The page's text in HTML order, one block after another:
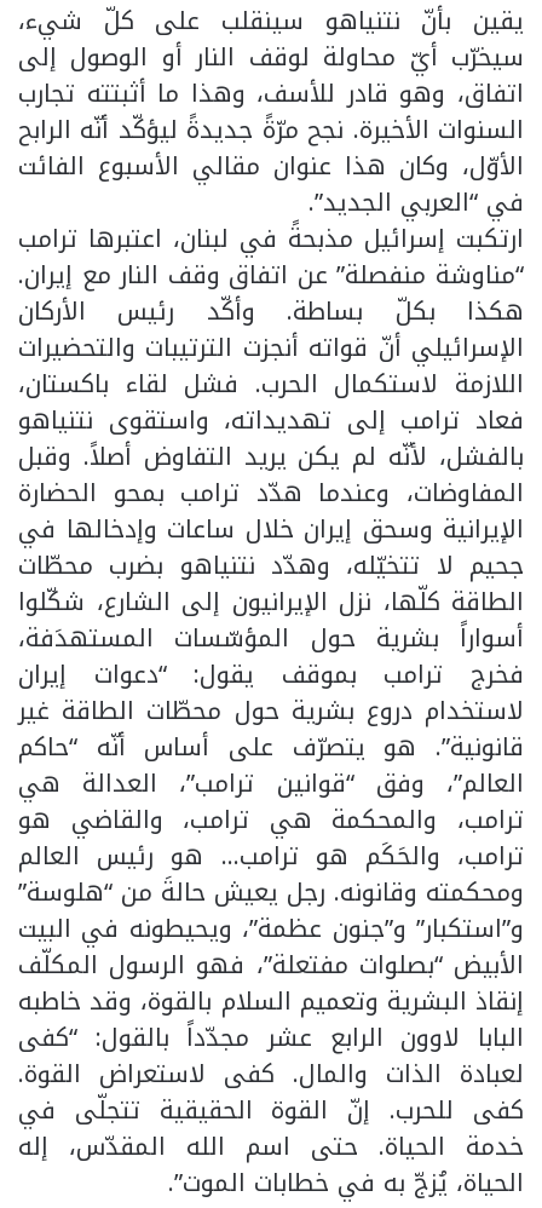
يقين بأنّ نتنياهو سينقلب على كلّ شيء،
سيخرّب أيّ محاولة لوقف النار أو الوصول إلى
اتفاق، وهو قادر للأسف، وهذا ما أثبتته تجارب
السنوات الأخيرة. نجح مرّةً جديدةً ليؤكّد أنّه الرابح
الأوّل، وكان هذا عنوان مقالي الأسبوع الفائت
في “العربي الجديد”.
ارتكبت إسرائيل مذبحةً في لبنان، اعتبرها ترامب
“مناوشة منفصلة” عن اتفاق وقف النار مع إيران.
هكذا بكلّ بساطة. وأكّد رئيس الأركان
الإسرائيلي أنّ قواته أنجزت الترتيبات والتحضيرات
اللازمة لاستكمال الحرب. فشل لقاء باكستان،
فعاد ترامب إلى تهديداته، واستقوى نتنياهو
بالفشل، لأنّه لم يكن يريد التفاوض أصلاً. وقبل
المفاوضات، وعندما هدّد ترامب بمحو الحضارة
الإيرانية وسحق إيران خلال ساعات وإدخالها في
جحيم لا تتخيّله، وهدّد نتنياهو بضرب محطّات
الطاقة كلّها، نزل الإيرانيون إلى الشارع، شكّلوا
أسواراً بشرية حول المؤسّسات المستهدَفة،
فخرج ترامب بموقف يقول: “دعوات إيران
لاستخدام دروع بشرية حول محطّات الطاقة غير
قانونية”. هو يتصرّف على أساس أنّه “حاكم
العالم”، وفق “قوانين ترامب”، العدالة هي
ترامب، والمحكمة هي ترامب، والقاضي هو
ترامب، والحَكَم هو ترامب… هو رئيس العالم
ومحكمته وقانونه. رجل يعيش حالةَ من “هلوسة”
و”استكبار” و”جنون عظمة”، ويحيطونه في البيت
الأبيض “بصلوات مفتعلة”، فهو الرسول المكلّف
إنقاذ البشرية وتعميم السلام بالقوة، وقد خاطبه
البابا لاوون الرابع عشر مجدّداً بالقول: “كفى
لعبادة الذات والمال. كفى لاستعراض القوة.
كفى للحرب. إنّ القوة الحقيقية تتجلّى في
خدمة الحياة. حتى اسم الله المقدّس، إله
الحياة، يُزجّ به في خطابات الموت”.